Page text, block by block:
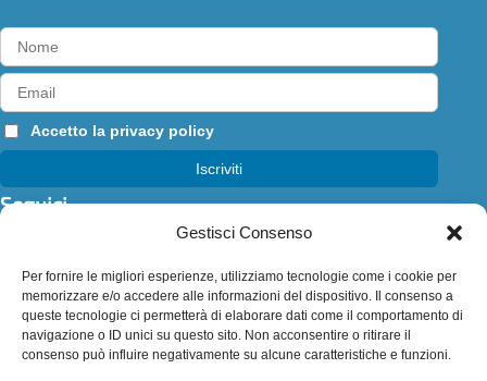
Gestisci Consenso
Per fornire le migliori esperienze, utilizziamo tecnologie come i cookie per
memorizzare e/o accedere alle informazioni del dispositivo. Il consenso a
queste tecnologie ci permetterà di elaborare dati come il comportamento di
navigazione o ID unici su questo sito. Non acconsentire o ritirare il
consenso può influire negativamente su alcune caratteristiche e funzioni.
Accetto la privacy policy
Seguici
Segui
Segui
Segui